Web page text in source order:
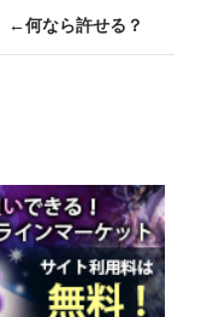
←何なら許せる？